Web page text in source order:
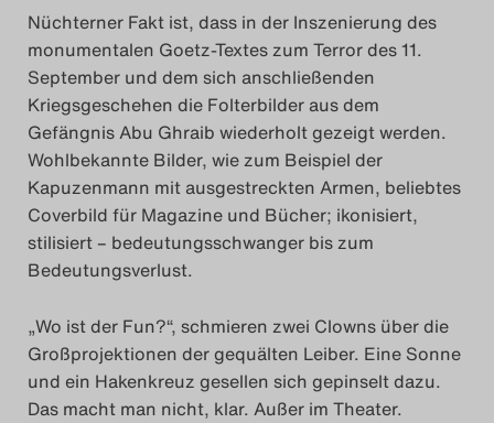
Das Theatertreffen-Blog
Archiv
Impressum
Nutzungsbedingungen
Search
Nüchterner Fakt ist, dass in der Inszenierung des
monumentalen Goetz-Textes zum Terror des 11.
September und dem sich anschließenden
Kriegsgeschehen die Folterbilder aus dem
Gefängnis Abu Ghraib wiederholt gezeigt werden.
Wohlbekannte Bilder, wie zum Beispiel der
Kapuzenmann mit ausgestreckten Armen, beliebtes
Coverbild für Magazine und Bücher; ikonisiert,
stilisiert – bedeutungsschwanger bis zum
Bedeutungsverlust.
„Wo ist der Fun?“, schmieren zwei Clowns über die
Großprojektionen der gequälten Leiber. Eine Sonne
und ein Hakenkreuz gesellen sich gepinselt dazu.
Das macht man nicht, klar. Außer im Theater.